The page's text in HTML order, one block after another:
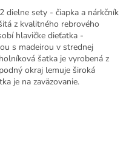
dielne sety - čiapka a nárkčník
z kvalitného rebrového
hlavičke dieťatka -
s madeirou v strednej
šatka je vyrobená z
okraj lemuje široká
je na zaväzovanie.